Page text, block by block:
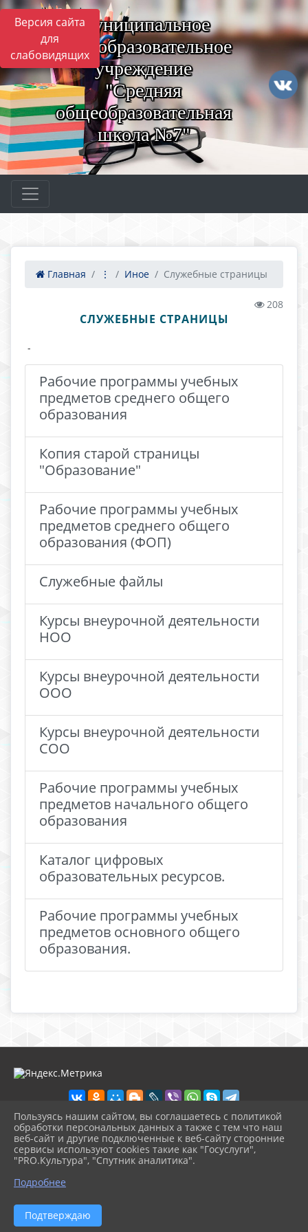
Версия сайта
для
слабовидящих
Муниципальное
общеобразовательное
учреждение
"Средняя
общеобразовательная
школа №7"
Главная ⋮ Иное Служебные страницы
208
СЛУЖЕБНЫЕ СТРАНИЦЫ
-
Рабочие программы учебных
предметов среднего общего
образования
Копия старой страницы
"Образование"
Рабочие программы учебных
предметов среднего общего
образования (ФОП)
Служебные файлы
Курсы внеурочной деятельности
НОО
Курсы внеурочной деятельности
ООО
Курсы внеурочной деятельности
СОО
Рабочие программы учебных
предметов начального общего
образования
Каталог цифровых
образовательных ресурсов.
Рабочие программы учебных
предметов основного общего
образования.
2026 г. school7kachkanar.ru
Вход
Карта сайта
Политика обработки персональных данных
Сделано на KubCMS
Разработка и поддержка
Пользуясь нашим сайтом, вы соглашаетесь с политикой
обработки персональных данных а также с тем что наш
веб-сайт и другие подключенные к веб-сайту сторонние
сервисы используют cookies такие как "Госуслуги",
"PRO.Культура", "Спутник аналитика".
Подробнее
Подтверждаю